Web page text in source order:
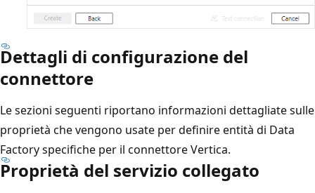
Dettagli di configurazione del
connettore
Le sezioni seguenti riportano informazioni dettagliate sulle
proprietà che vengono usate per definire entità di Data
Factory specifiche per il connettore Vertica.
Proprietà del servizio collegato